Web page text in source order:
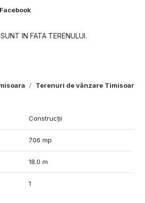
Terenuri de vânzare Timisoara
Facebook
IN FATA TERENULUI.
Construcții
706 mp
18.0 m
1